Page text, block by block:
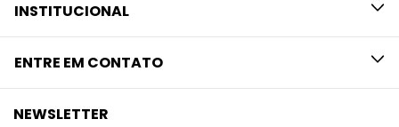
INSTITUCIONAL
ENTRE EM CONTATO
NEWSLETTER